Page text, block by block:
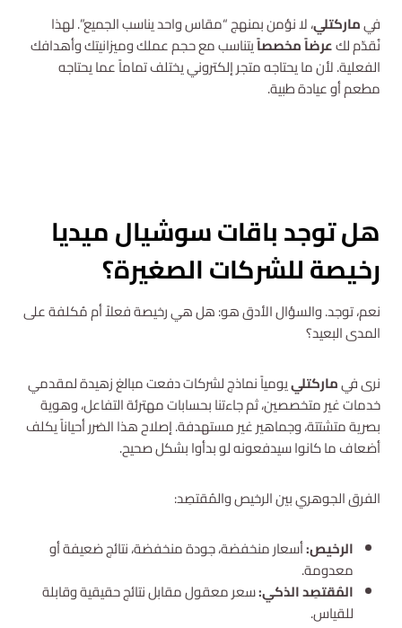
فيماركتلي، لا نؤمن بمنهج “مقاس واحد يناسب الجميع”. لهذا
نُقدّم لكعرضاً مخصصاًيتناسب مع حجم عملك وميزانيتك وأهدافك
الفعلية. لأن ما يحتاجه متجر إلكتروني يختلف تماماً عما يحتاجه
مطعم أو عيادة طبية.
هل توجد باقات سوشيال ميديا
رخيصة للشركات الصغيرة؟
نعم، توجد. والسؤال الأدق هو: هل هي رخيصة فعلاً أم مُكلفة على
المدى البعيد؟
نرى فيماركتلييومياً نماذج لشركات دفعت مبالغ زهيدة لمقدمي
خدمات غير متخصصين، ثم جاءتنا بحسابات مهترئة التفاعل، وهوية
بصرية متشتتة، وجماهير غير مستهدفة. إصلاح هذا الضرر أحياناً يكلف
أضعاف ما كانوا سيدفعونه لو بدأوا بشكل صحيح.
الفرق الجوهري بين الرخيص والمُقتصِد:
الرخيص:أسعار منخفضة، جودة منخفضة، نتائج ضعيفة أو
معدومة.
المُقتصِد الذكي:سعر معقول مقابل نتائج حقيقية وقابلة
للقياس.